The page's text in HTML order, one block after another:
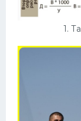
1.
Футбол
Хоккей
Тренажеры